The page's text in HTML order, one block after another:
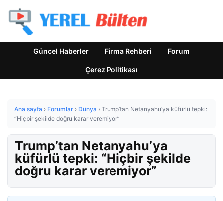
Güncel Haberler Firma Rehberi Forum
Çerez Politikası
Ana sayfa › Forumlar › Dünya › Trump’tan Netanyahu’ya küfürlü tepki:
“Hiçbir şekilde doğru karar veremiyor”
Trump’tan Netanyahu’ya
küfürlü tepki: “Hiçbir şekilde
doğru karar veremiyor”